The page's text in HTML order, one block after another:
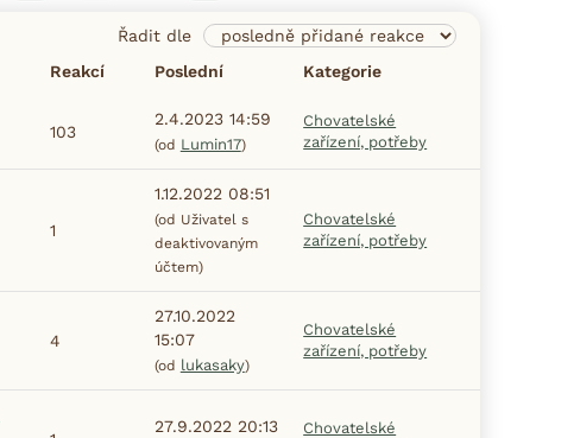
Řadit dle
Reakcí Poslední Kategorie
103
2.4.2023 14:59
(od Lumin17)
Chovatelské
zařízení, potřeby
1
1.12.2022 08:51
(od Uživatel s
deaktivovaným
účtem)
Chovatelské
zařízení, potřeby
4
27.10.2022
15:07
(od lukasaky)
Chovatelské
zařízení, potřeby
27.9.2022 20:13
Chovatelské